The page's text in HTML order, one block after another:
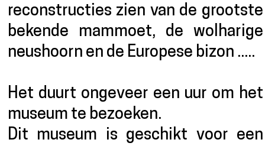
reconstructies zien van de grootste
bekende mammoet, de wolharige
neushoorn en de Europese bizon .....
Het duurt ongeveer een uur om het
museum te bezoeken.
Dit museum is geschikt voor een